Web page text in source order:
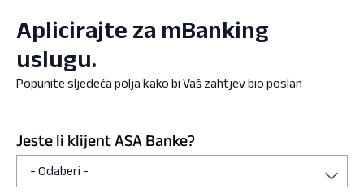
Aplicirajte za mBanking
uslugu.
Popunite sljedeća polja kako bi Vaš zahtjev bio poslan
Jeste li klijent ASA Banke?